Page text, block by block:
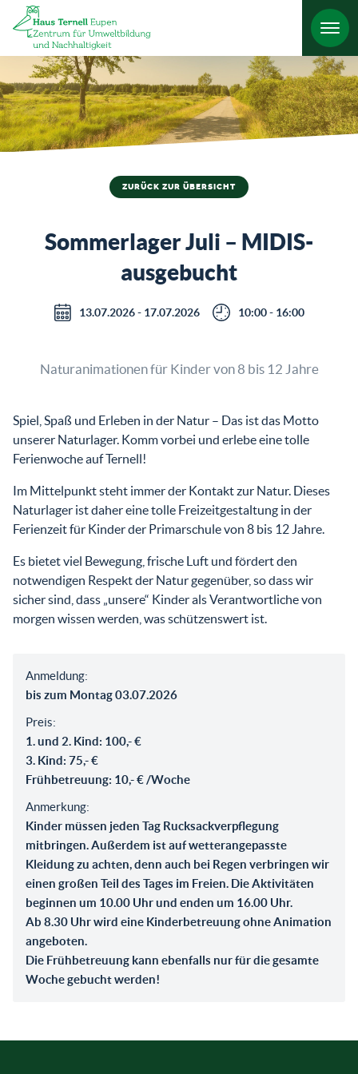
ZURÜCK ZUR ÜBERSICHT
Sommerlager Juli – MIDIS-
ausgebucht
13.07.2026 - 17.07.2026 10:00 - 16:00
Naturanimationen für Kinder von 8 bis 12 Jahre
Spiel, Spaß und Erleben in der Natur – Das ist das Motto
unserer Naturlager. Komm vorbei und erlebe eine tolle
Ferienwoche auf Ternell!
Im Mittelpunkt steht immer der Kontakt zur Natur. Dieses
Naturlager ist daher eine tolle Freizeitgestaltung in der
Ferienzeit für Kinder der Primarschule von 8 bis 12 Jahre.
Es bietet viel Bewegung, frische Luft und fördert den
notwendigen Respekt der Natur gegenüber, so dass wir
sicher sind, dass „unsere“ Kinder als Verantwortliche von
morgen wissen werden, was schützenswert ist.
Anmeldung:
bis zum Montag 03.07.2026
Preis:
1. und 2. Kind: 100,- €
3. Kind: 75,- €
Frühbetreuung: 10,- € /Woche
Anmerkung:
Kinder müssen jeden Tag Rucksackverpflegung
mitbringen. Außerdem ist auf wetterangepasste
Kleidung zu achten, denn auch bei Regen verbringen wir
einen großen Teil des Tages im Freien. Die Aktivitäten
beginnen um 10.00 Uhr und enden um 16.00 Uhr.
Ab 8.30 Uhr wird eine Kinderbetreuung ohne Animation
angeboten.
Die Frühbetreuung kann ebenfalls nur für die gesamte
Woche gebucht werden!